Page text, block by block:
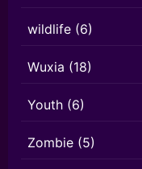
wildlife (6)
Wuxia (18)
Youth (6)
Zombie (5)